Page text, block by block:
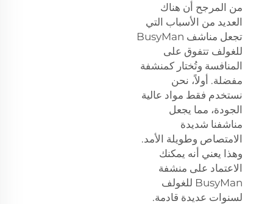
من المرجح أن هناك
العديد من الأسباب التي
تجعل مناشف BusyMan
للغولف تتفوق على
المنافسة وتُختار كمنشفة
مفضلة. أولاً، نحن
نستخدم فقط مواد عالية
الجودة، مما يجعل
مناشفنا شديدة
الامتصاص وطويلة الأمد.
وهذا يعني أنه يمكنك
الاعتماد على منشفة
BusyMan للغولف
لسنوات عديدة قادمة.